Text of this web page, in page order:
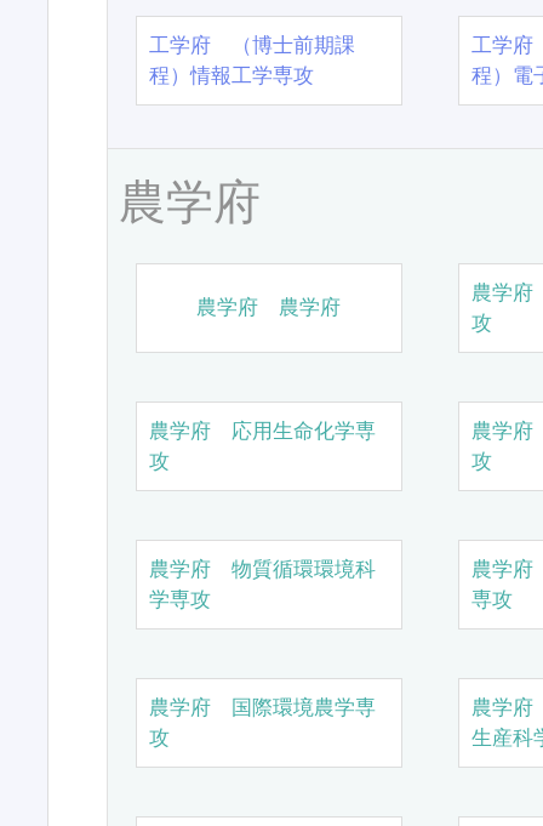
工学府 （博士前期課
程）情報工学専攻
工学
程）電
農学府
農学府 農学府
農学
攻
農学府 応用生命化学専
攻
農学
攻
農学府 物質循環環境科
学専攻
農学
専攻
農学府 国際環境農学専
攻
農学
生産科